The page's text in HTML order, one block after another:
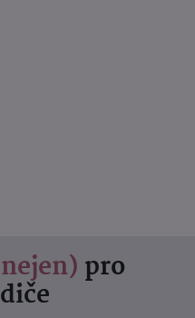
pro